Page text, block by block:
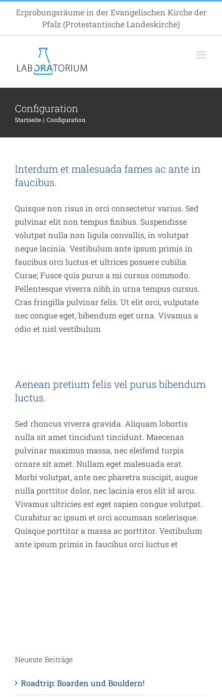
springen
Erprobungsräume in der Evangelischen Kirche der
Pfalz (Protestantische Landeskirche)
Configuration
Startseite Configuration
Interdum et malesuada fames ac ante in
faucibus.
Quisque non risus in orci consectetur varius. Sed
pulvinar elit non tempus finibus. Suspendisse
volutpat nulla non ligula convallis, in volutpat
neque lacinia. Vestibulum ante ipsum primis in
faucibus orci luctus et ultrices posuere cubilia
Curae; Fusce quis purus a mi cursus commodo.
Pellentesque viverra nibh in urna tempus cursus.
Cras fringilla pulvinar felis. Ut elit orci, vulputate
nec congue eget, bibendum eget urna. Vivamus a
odio et nisl vestibulum
Aenean pretium felis vel purus bibendum
luctus.
Sed rhoncus viverra gravida. Aliquam lobortis
nulla sit amet tincidunt tincidunt. Maecenas
pulvinar maximus massa, nec eleifend turpis
ornare sit amet. Nullam eget malesuada erat.
Morbi volutpat, ante nec pharetra suscipit, augue
nulla porttitor dolor, nec lacinia eros elit id arcu.
Vivamus ultricies est eget sapien congue volutpat.
Curabitur ac ipsum et orci accumsan scelerisque.
Quisque porttitor a massa ac porttitor. Vestibulum
ante ipsum primis in faucibus orci luctus et
Neueste Beiträge
Roadtrip: Boarden und Bouldern!